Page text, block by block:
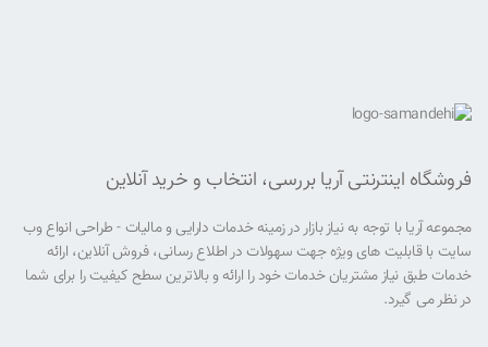
فروشگاه اینترنتی آریا بررسی، انتخاب و خرید آنلاین
مجموعه آریا با توجه به نیاز بازار در زمینه خدمات دارایی و مالیات - طراحی انواع وب
سایت با قابلیت های ویژه جهت سهولات در اطلاع رسانی، فروش آنلاین، ارائه
خدمات طبق نیاز مشتریان خدمات خود را ارائه و بالاترین سطح کیفیت را برای شما
در نظر می گیرد.